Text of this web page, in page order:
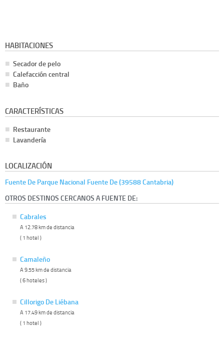
HABITACIONES
Secador de pelo
Calefacción central
Baño
CARACTERÍSTICAS
Restaurante
Lavandería
LOCALIZACIÓN
Fuente De Parque Nacional Fuente De (39588 Cantabria)
OTROS DESTINOS CERCANOS A FUENTE DE:
Cabrales
A 12.78 km de distancia
( 1 hotel )
Camaleño
A 9.55 km de distancia
( 6 hoteles )
Cillorigo De Liébana
A 17.49 km de distancia
( 1 hotel )